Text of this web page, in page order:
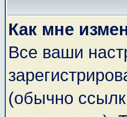
Как мне
Все ваши
(обычно